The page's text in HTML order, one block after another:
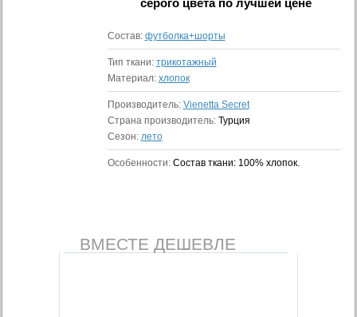
серого цветапо лучшей цене
Состав: футболка+шорты
Тип ткани: трикотажный
Материал: хлопок
Производитель: Vienetta Secret
Страна производитель: Турция
Сезон: лето
Особенности: Состав ткани: 100% хлопок.
ВМЕСТЕ ДЕШЕВЛЕ